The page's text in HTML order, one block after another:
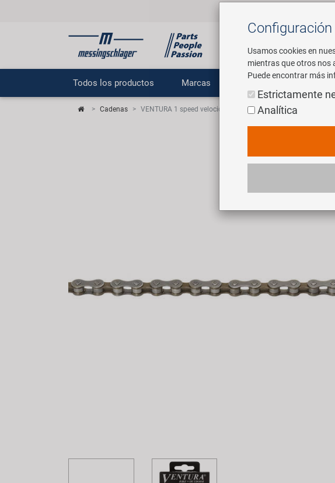
Todos los productos Marcas
Cadenas VENTURA 1 speed velocidad única / velocidad eje de la rueda
Usamos cookies en
mientras que otros nos
Puede encontrar más
Estrictamente
Analítica